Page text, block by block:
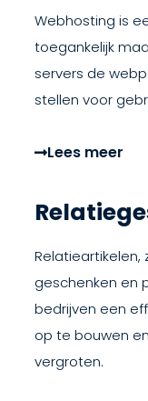
Webhosting is
toegankelijk
servers de
stellen voor
Lees meer
Relatieartikelen,
geschenken en
bedrijven een
op te bouwen
vergroten.